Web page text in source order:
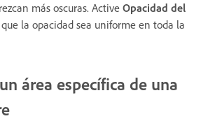
más oscuras. Active Opacidad del
la opacidad sea uniforme en toda la
área específica de una